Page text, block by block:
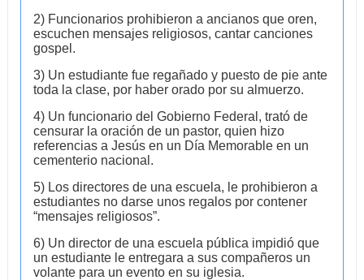
2) Funcionarios prohibieron a ancianos que oren,
escuchen mensajes religiosos, cantar canciones
gospel.
3) Un estudiante fue regañado y puesto de pie ante
toda la clase, por haber orado por su almuerzo.
4) Un funcionario del Gobierno Federal, trató de
censurar la oración de un pastor, quien hizo
referencias a Jesús en un Día Memorable en un
cementerio nacional.
5) Los directores de una escuela, le prohibieron a
estudiantes no darse unos regalos por contener
“mensajes religiosos”.
6) Un director de una escuela pública impidió que
un estudiante le entregara a sus compañeros un
volante para un evento en su iglesia.